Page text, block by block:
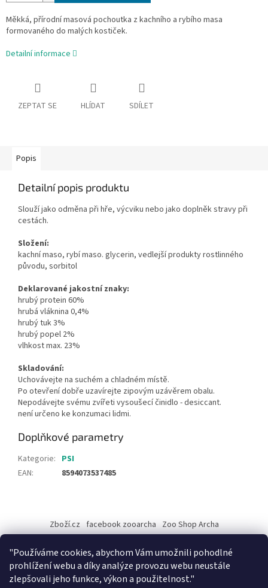
"Používáme cookies, abychom Vám umožnili pohodlné
prohlížení webu a díky analýze provozu webu neustále
zlepšovali jeho funkce, výkon a použitelnost."
Měkká, přírodní masová pochoutka z kachního a rybího masa
formovaného do malých kostiček.
Detailní informace
ZEPTAT SE HLÍDAT SDÍLET
Popis
Detailní popis produktu
Slouží jako odměna při hře, výcviku nebo jako doplněk stravy při
cestách.
Složení:
kachní maso, rybí maso. glycerin, vedlejší produkty rostlinného
původu, sorbitol
Deklarované jakostní znaky:
hrubý protein 60%
hrubá vláknina 0,4%
hrubý tuk 3%
hrubý popel 2%
vlhkost max. 23%
Skladování:
Uchovávejte na suchém a chladném místě.
Po otevření dobře uzavírejte zipovým uzávěrem obalu.
Nepodávejte svému zvířeti vysoušecí činidlo - desiccant.
není určeno ke konzumaci lidmi.
Doplňkové parametry
Kategorie: PSI
EAN: 8594073537485
p
Zboží.cz facebook zooarcha Zoo Shop Archa
KRMIVA ENERGYS pro koně - GRANULE